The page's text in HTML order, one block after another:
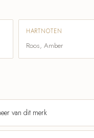
HARTNOTEN
Roos, Amber
van dit merk